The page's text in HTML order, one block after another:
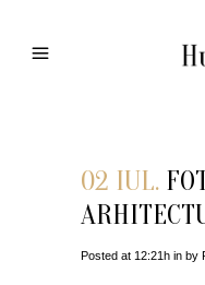
02 IUL.
Posted at 12:21h in by